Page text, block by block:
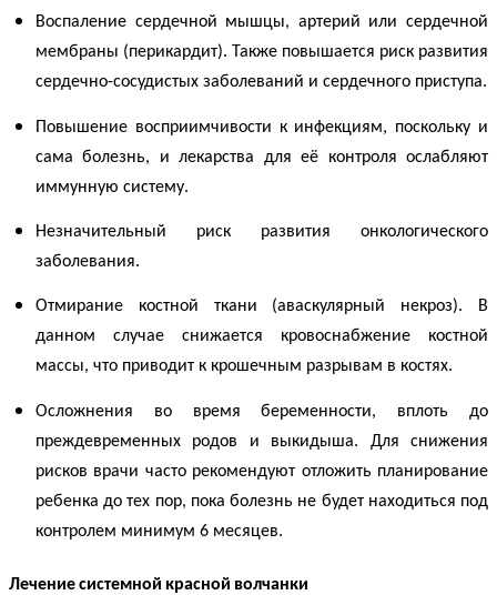
Воспаление сердечной мышцы, артерий или сердечной
мембраны (перикардит). Также повышается риск развития
сердечно-сосудистых заболеваний и сердечного приступа.
Повышение восприимчивости к инфекциям, поскольку и
сама болезнь, и лекарства для её контроля ослабляют
иммунную систему.
Незначительный риск развития онкологического
заболевания.
Отмирание костной ткани (аваскулярный некроз). В
данном случае снижается кровоснабжение костной
массы, что приводит к крошечным разрывам в костях.
Осложнения во время беременности, вплоть до
преждевременных родов и выкидыша. Для снижения
рисков врачи часто рекомендуют отложить планирование
ребенка до тех пор, пока болезнь не будет находиться под
контролем минимум 6 месяцев.
Лечениесистемной красной волчанки